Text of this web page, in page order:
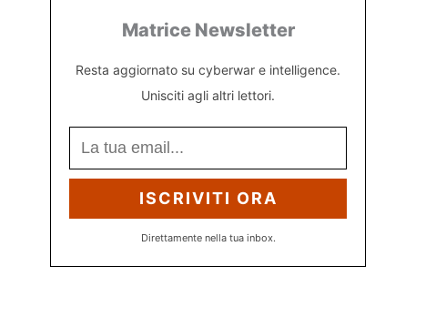
Matrice Newsletter
Resta aggiornato su cyberwar e intelligence.
Unisciti agli altri lettori.
ISCRIVITI ORA
Direttamente nella tua inbox.